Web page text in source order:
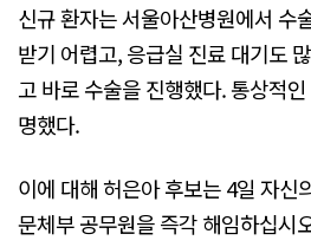
신규 환자는 서울아산병원에서 수
받기 어렵고, 응급실 진료 대기도
고 바로 수술을 진행했다. 통상적
명했다.
이에 대해 허은아 후보는 4일 자신
문체부 공무원을 즉각 해임하십시